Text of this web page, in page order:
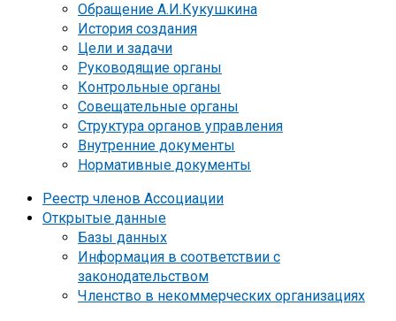
Обращение А.И.Кукушкина
История создания
Цели и задачи
Руководящие органы
Контрольные органы
Совещательные органы
Структура органов управления
Внутренние документы
Нормативные документы
Реестр членов Ассоциации
Открытые данные
Базы данных
Информация в соответствии с
законодательством
Членство в некоммерческих организациях